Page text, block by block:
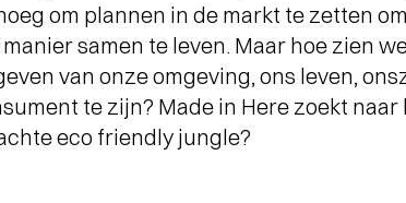
om plannen in de markt te zetten
samen te leven. Maar hoe zien
van onze omgeving, ons leven,
te zijn? Made in Here zoekt naar
eco friendly jungle?